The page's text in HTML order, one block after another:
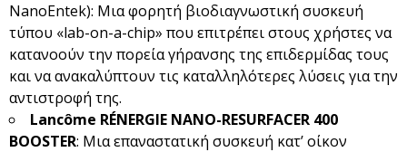
NanoEntek): Μια φορητή βιοδιαγνωστική συσκευή
τύπου «lab-on-a-chip» που επιτρέπει στους χρήστες να
κατανοούν την πορεία γήρανσης της επιδερμίδας τους
και να ανακαλύπτουν τις καταλληλότερες λύσεις για την
αντιστροφή της.
Lancôme RÉNERGIE NANO-RESURFACER 400
BOOSTER: Μια επαναστατική συσκευή κατ’ οίκον